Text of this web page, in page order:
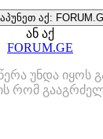
აქ:
ან აქ
FORUM.GE
უნდა იყოს
რომ